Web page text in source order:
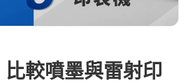
較噴墨與雷射印